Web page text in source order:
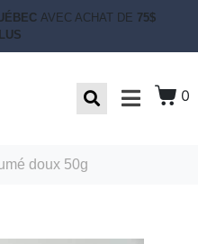
AVEC ACHAT DE 75$
0
doux 50g